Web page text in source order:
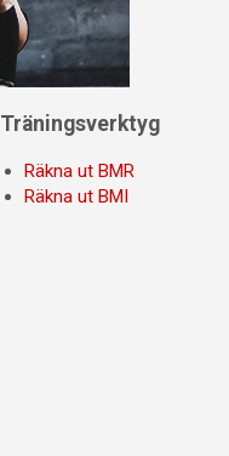
Träningsverktyg
Räkna ut BMR
Räkna ut BMI